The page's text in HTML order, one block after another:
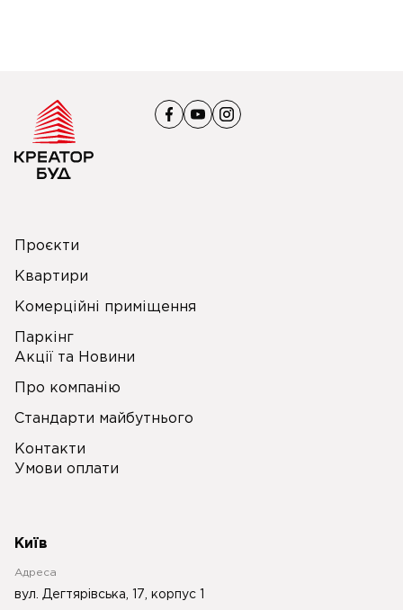
Проєкти
Квартири
Комерційні приміщення
Паркінг
Акції та Новини
Про компанію
Стандарти майбутнього
Контакти
Умови оплати
Київ
Адреса
вул. Дегтярівська, 17, корпус 1